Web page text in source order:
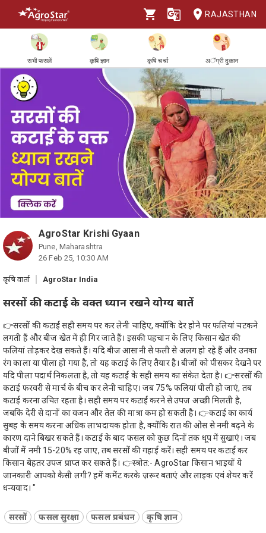
RAJASTHAN
सभी फसलें कृषि ज्ञान कृषि चर्चा अॅग्री दुकान
AgroStar Krishi Gyaan
Pune, Maharashtra
26 Feb 25, 10:30 AM
कृषि वार्ता AgroStar India
सरसों की कटाई के वक्त ध्यान रखने योग्य बातें
👉सरसों की कटाई सही समय पर कर लेनी चाहिए, क्योंकि देर होने पर फलियां चटकने
लगती हैं और बीज खेत में ही गिर जाते हैं। इसकी पहचान के लिए किसान खेत की
फलियां तोड़कर देख सकते हैं। यदि बीज आसानी से फली से अलग हो रहे हैं और उनका
रंग काला या पीला हो गया है, तो यह कटाई के लिए तैयार है। बीजों को पीसकर देखने पर
यदि पीला पदार्थ निकलता है, तो यह कटाई के सही समय का संकेत देता है। 👉सरसों की
कटाई फरवरी से मार्च के बीच कर लेनी चाहिए। जब 75% फलियां पीली हो जाएं, तब
कटाई करना उचित रहता है। सही समय पर कटाई करने से उपज अच्छी मिलती है,
जबकि देरी से दानों का वजन और तेल की मात्रा कम हो सकती है। 👉कटाई का कार्य
सुबह के समय करना अधिक लाभदायक होता है, क्योंकि रात की ओस से नमी बढ़ने के
कारण दाने बिखर सकते हैं। कटाई के बाद फसल को कुछ दिनों तक धूप में सुखाएं। जब
बीजों में नमी 15-20% रह जाए, तब सरसों की गहाई करें। सही समय पर कटाई कर
किसान बेहतर उपज प्राप्त कर सकते हैं। 👉स्त्रोत:- AgroStar किसान भाइयों ये
जानकारी आपको कैसी लगी? हमें कमेंट करके ज़रूर बताएं और लाइक एवं शेयर करें
धन्यवाद। "
सरसों फसल सुरक्षा फसल प्रबंधन कृषि ज्ञान